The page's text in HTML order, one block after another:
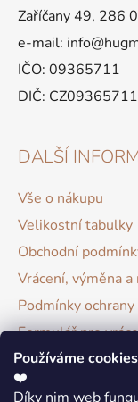
Používáme
❤️
Díky nim web
Zaříčany 49, 286
e-mail:
IČO: 09365711
DIČ: CZ09365711
DALŠÍ
Vše o nákupu
Velikostní tabulky
Obchodní
Vrácení, výměna
Podmínky
Formulář pro
Hodnocení